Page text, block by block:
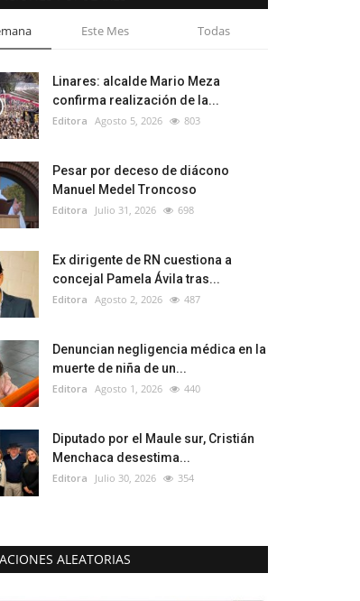
Este Mes Todas
Linares: alcalde Mario Meza
confirma realización de la...
Editora Agosto 5, 2026 803
Pesar por deceso de diácono
Manuel Medel Troncoso
Editora Julio 31, 2026 698
Ex dirigente de RN cuestiona a
concejal Pamela Ávila tras...
Editora Agosto 2, 2026 487
Denuncian negligencia médica en la
muerte de niña de un...
Editora Agosto 1, 2026 440
Diputado por el Maule sur, Cristián
Menchaca desestima...
Editora Julio 30, 2026 354
ALEATORIAS